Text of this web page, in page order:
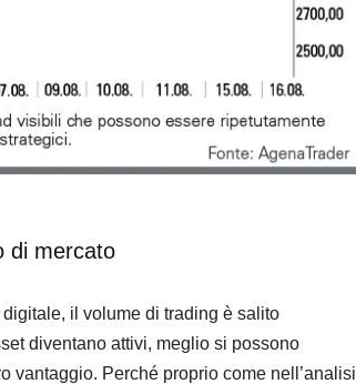
di mercato
il volume di trading è salito
diventano attivi, meglio si possono
vantaggio. Perché proprio come nell’analisi